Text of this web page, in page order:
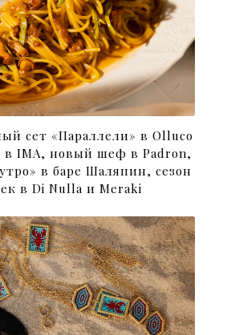
сет «Параллели» в Olluco
в IMA, новый шеф в Padron,
в баре Шаляпин, сезон
в Di Nulla и Meraki